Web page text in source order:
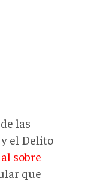
las
el Delito
sobre
que